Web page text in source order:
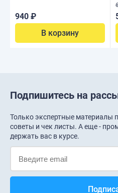
940 ₽
В корзину
Подпишитесь на
Только экспертные материалы
советы и чек листы. А еще -
держать вас в курсе.